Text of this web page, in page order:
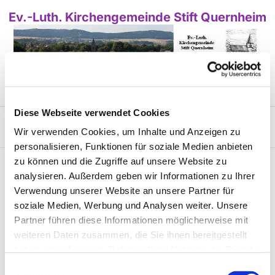
Diese Webseite verwendet Cookies
Wir verwenden Cookies, um Inhalte und Anzeigen zu
personalisieren, Funktionen für soziale Medien anbieten
zu können und die Zugriffe auf unsere Website zu
analysieren. Außerdem geben wir Informationen zu Ihrer
Verwendung unserer Website an unsere Partner für
soziale Medien, Werbung und Analysen weiter. Unsere
Partner führen diese Informationen möglicherweise mit
weiteren Daten zusammen, die Sie ihnen bereitgestellt
Ev.-Luth. Kirchengemeinde Stift Quernheim
GEMEINDELEBEN / KINDER UND JUGEND
Ev. Kita „Klosterbauerschaft“
Ev. Kita „Stift Quernheim“